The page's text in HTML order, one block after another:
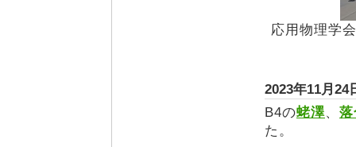
応用物理学
2023年11
B4の蛯澤、
た。